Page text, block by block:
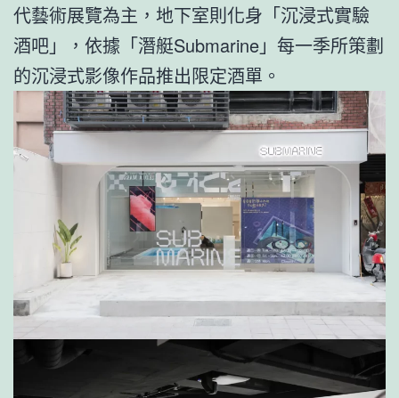
代藝術展覽為主，地下室則化身「沉浸式實驗
酒吧」，依據「潛艇Submarine」每一季所策劃
的沉浸式影像作品推出限定酒單。